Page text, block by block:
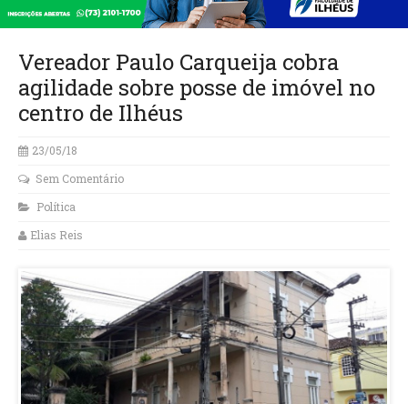
Vereador Paulo Carqueija cobra
agilidade sobre posse de imóvel no
centro de Ilhéus
23/05/18
Sem Comentário
Política
Elias Reis